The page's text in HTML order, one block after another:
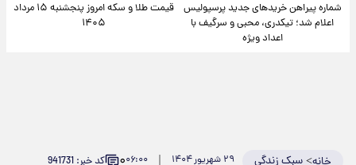
شماره پیراهن خریدهای جدید پرسپولیس
اعلام شد؛ تیکدری، محبی و سرگیف با
اعداد ویژه
قیمت طلا و سکه امروز پنجشنبه ۱۵ مرداد
۱۴۰۵
سبک زندگی ۲۹ شهریور ۱۴۰۴ ۰۶:۰۰۰ کد خبر: 941731